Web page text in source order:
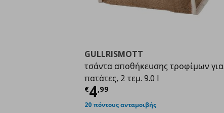
GULLRISMOTT
τσάντα αποθήκευσης τροφίμων για
πατάτες, 2 τεμ. 9.0 l
€4,99
Τρέχουσα τιμή
20 πόντους ανταμοιβής